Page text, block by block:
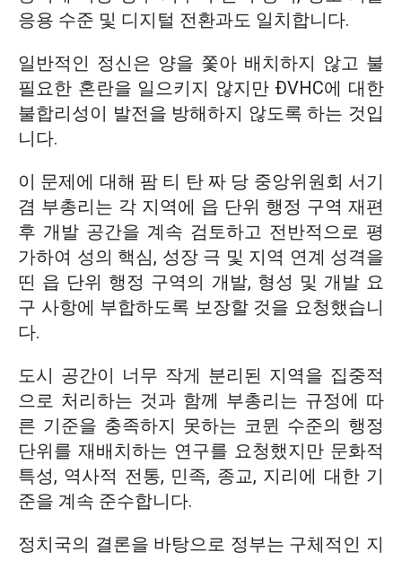
응용 수준 및 디지털 전환과도 일치합니다.
일반적인 정신은 양을 쫓아 배치하지 않고 불
필요한 혼란을 일으키지 않지만 ĐVHC에 대한
불합리성이 발전을 방해하지 않도록 하는 것입
니다.
이 문제에 대해 팜 티 탄 짜 당 중앙위원회 서기
겸 부총리는 각 지역에 읍 단위 행정 구역 재편
후 개발 공간을 계속 검토하고 전반적으로 평
가하여 성의 핵심, 성장 극 및 지역 연계 성격을
띤 읍 단위 행정 구역의 개발, 형성 및 개발 요
구 사항에 부합하도록 보장할 것을 요청했습니
다.
도시 공간이 너무 작게 분리된 지역을 집중적
으로 처리하는 것과 함께 부총리는 규정에 따
른 기준을 충족하지 못하는 코뮌 수준의 행정
단위를 재배치하는 연구를 요청했지만 문화적
특성, 역사적 전통, 민족, 종교, 지리에 대한 기
준을 계속 준수합니다.
정치국의 결론을 바탕으로 정부는 구체적인 지